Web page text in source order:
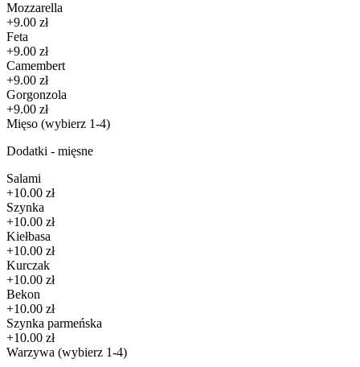
Mozzarella
+9.00 zł
Feta
+9.00 zł
Camembert
+9.00 zł
Gorgonzola
+9.00 zł
Mięso (wybierz 1-4)
Dodatki - mięsne
Salami
+10.00 zł
Szynka
+10.00 zł
Kiełbasa
+10.00 zł
Kurczak
+10.00 zł
Bekon
+10.00 zł
Szynka parmeńska
+10.00 zł
Warzywa (wybierz 1-4)